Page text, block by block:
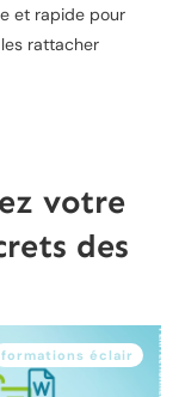
et rapide pour
rattacher
votre
des
formations éclair